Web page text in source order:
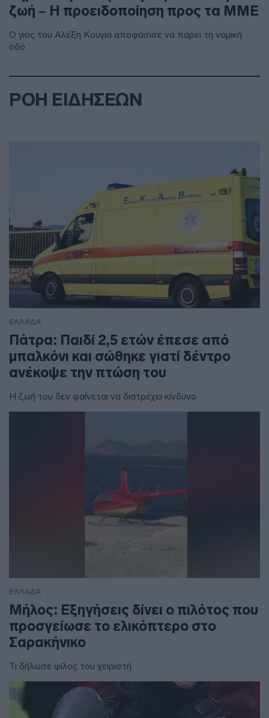
ζωή – Η προειδοποίηση προς τα ΜΜΕ
Ο γιος του Αλέξη Κούγια αποφάσισε να πάρει τη νομική
οδό
ΡΟΗ ΕΙΔΗΣΕΩΝ
ΕΛΛΑΔΑ
Πάτρα: Παιδί 2,5 ετών έπεσε από
μπαλκόνι και σώθηκε γιατί δέντρο
ανέκοψε την πτώση του
Η ζωή του δεν φαίνεται να διατρέχει κίνδυνο
ΕΛΛΑΔΑ
Μήλος: Εξηγήσεις δίνει ο πιλότος που
προσγείωσε το ελικόπτερο στο
Σαρακήνικο
Τι δήλωσε φίλος του χειριστή